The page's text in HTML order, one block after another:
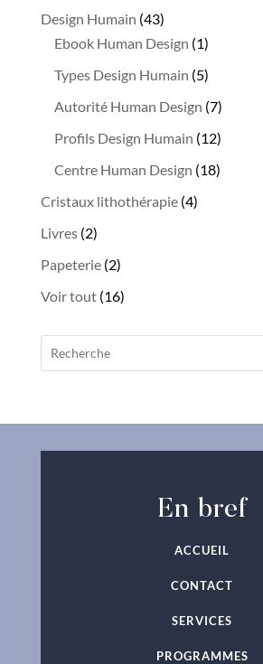
i
produit
Design Humain 4343
produits
Ebook Human Design 11
produit
Types Design Humain 55
produits
Autorité Human Design 77
produits
Profils Design Humain 1212
produits
Centre Human Design 1818
Cristaux lithothérapie 44
Livres 22
produits
Papeterie 22
produits
Voir tout 1616
En bref
ACCUEIL
CONTACT
SERVICES
PROGRAMMES